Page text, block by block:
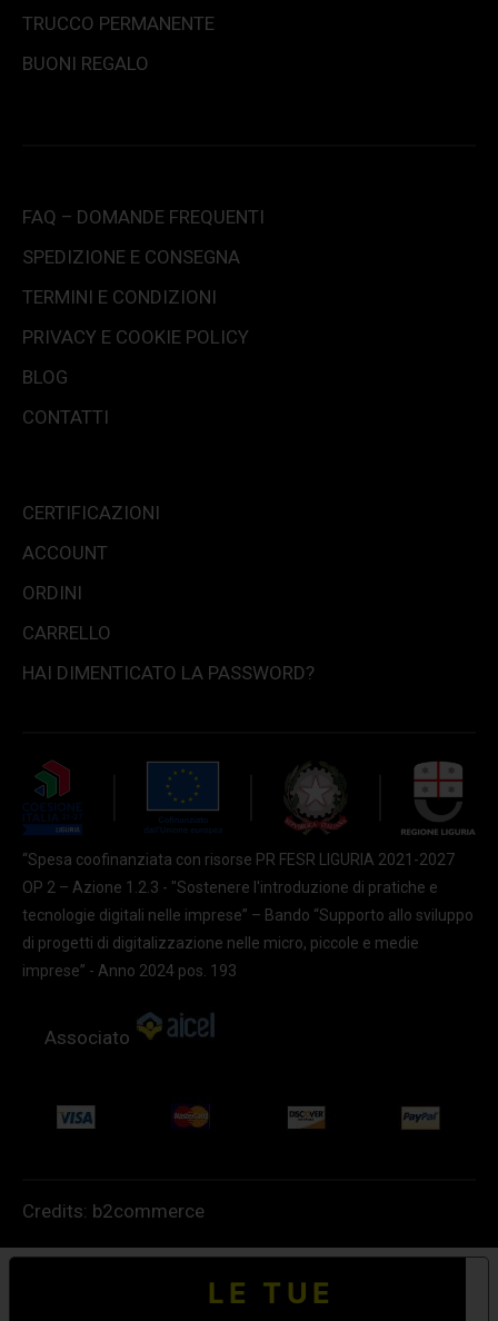
TRUCCO PERMANENTE
BUONI REGALO
FAQ – DOMANDE FREQUENTI
SPEDIZIONE E CONSEGNA
TERMINI E CONDIZIONI
PRIVACY E COOKIE POLICY
BLOG
CONTATTI
CERTIFICAZIONI
ACCOUNT
ORDINI
CARRELLO
HAI DIMENTICATO LA PASSWORD?
“Spesa coofinanziata con risorse PR FESR LIGURIA 2021-2027
OP 2 – Azione 1.2.3 - "Sostenere l'introduzione di pratiche e
tecnologie digitali nelle imprese” – Bando “Supporto allo sviluppo
di progetti di digitalizzazione nelle micro, piccole e medie
imprese” - Anno 2024 pos. 193
Associato
Credits: b2commerce
LE TUE